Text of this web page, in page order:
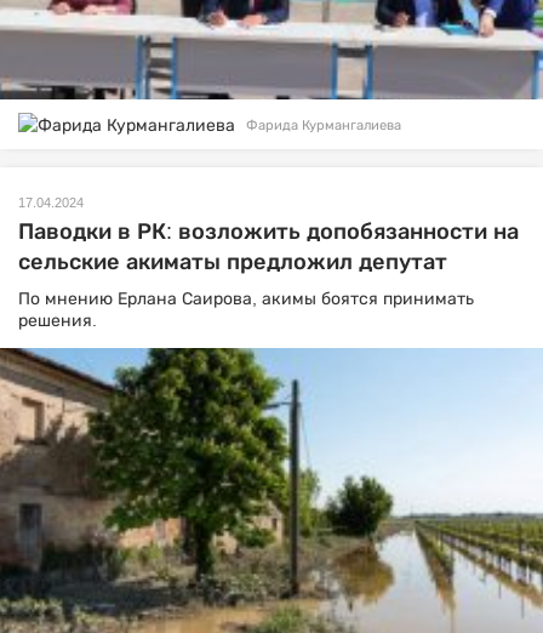
Фарида Курмангалиева
17.04.2024
Паводки в РК: возложить допобязанности на
сельские акиматы предложил депутат
По мнению Ерлана Саирова, акимы боятся принимать
решения.